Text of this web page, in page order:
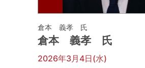
倉本 義孝 氏
倉本 義孝 氏
2026年3月4日(水)